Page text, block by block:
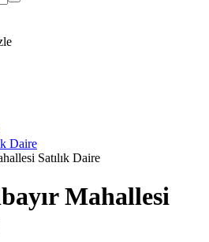
Daire
Satılık Daire
Mahallesi